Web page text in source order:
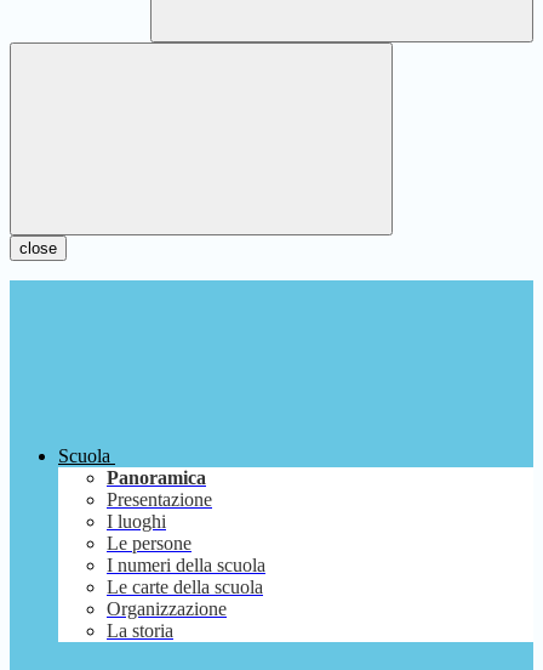
close
Scuola
Panoramica
Presentazione
I luoghi
Le persone
I numeri della scuola
Le carte della scuola
Organizzazione
La storia